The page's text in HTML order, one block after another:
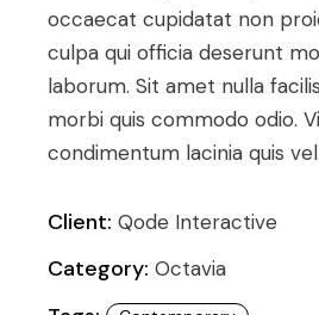
occaecat cupidatat non
culpa qui officia deserunt
laborum. Sit amet nulla
morbi quis commodo odio.
condimentum lacinia quis
Client: Qode Interactive
Category: Octavia